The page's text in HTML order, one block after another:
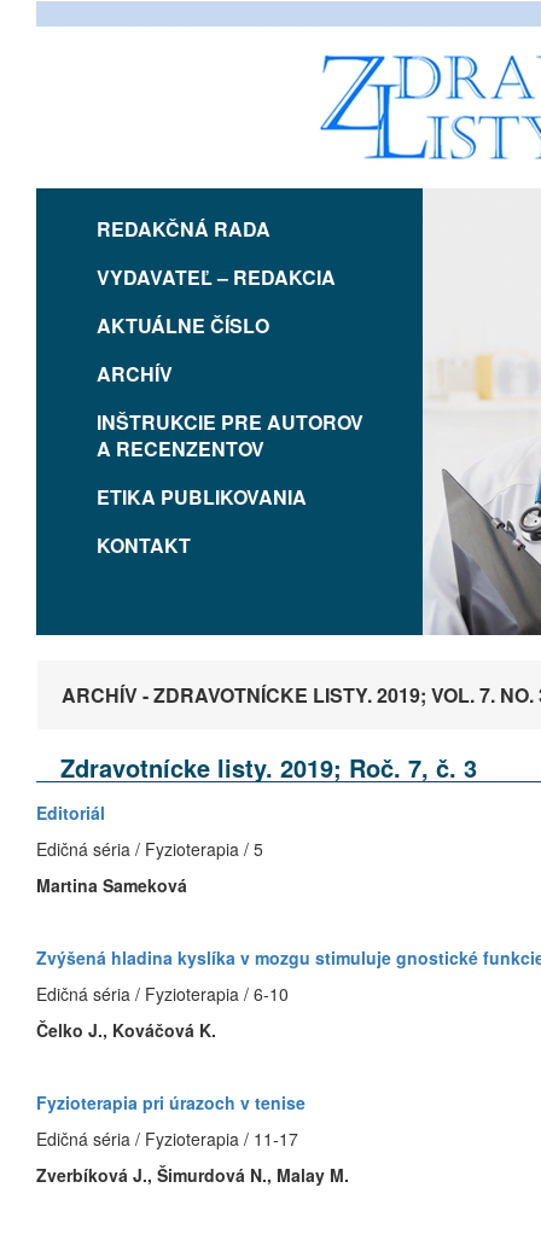
REDAKČNÁ RADA
VYDAVATEĽ – REDAKCIA
AKTUÁLNE ČÍSLO
ARCHÍV
INŠTRUKCIE PRE AUTOROV
A RECENZENTOV
ETIKA PUBLIKOVANIA
KONTAKT
ARCHÍV - ZDRAVOTNÍCKE LISTY. 2019; VOL. 7. NO.
Zdravotnícke listy. 2019; Roč. 7, č. 3
Editoriál
Edičná séria / Fyzioterapia / 5
Martina Sameková
Zvýšená hladina kyslíka v mozgu stimuluje gnostické
Edičná séria / Fyzioterapia / 6-10
Čelko J., Kováčová K.
Fyzioterapia pri úrazoch v tenise
Edičná séria / Fyzioterapia / 11-17
Zverbíková J., Šimurdová N., Malay M.